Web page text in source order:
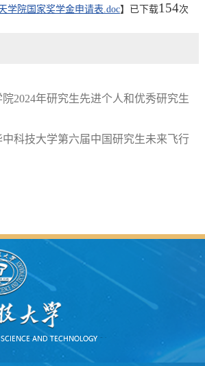
学院国家奖学金申请表.doc】已下载154次
2024年研究生先进个人和优秀研究生
中科技大学第六届中国研究生未来飞行